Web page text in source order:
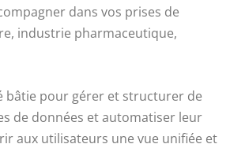
dans vos prises de
industrie pharmaceutique,
bâtie pour gérer et structurer de
de données et automatiser leur
aux utilisateurs une vue unifiée et